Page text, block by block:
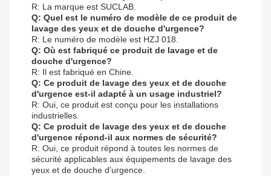
R: La marque est SUCLAB.
Q: Quel est le numéro de modèle de ce produit de
lavage des yeux et de douche d'urgence?
R: Le numéro de modèle est HZJ 018.
Q: Où est fabriqué ce produit de lavage et de
douche d'urgence?
R: Il est fabriqué en Chine.
Q: Ce produit de lavage des yeux et de douche
d'urgence est-il adapté à un usage industriel?
R: Oui, ce produit est conçu pour les installations
industrielles.
Q: Ce produit de lavage des yeux et de douche
d'urgence répond-il aux normes de sécurité?
R: Oui, ce produit répond à toutes les normes de
sécurité applicables aux équipements de lavage des
yeux et de douche d'urgence.